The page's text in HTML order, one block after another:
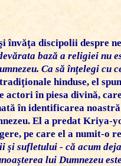
învăţa discipolii despre
bază a religiei nu
Ca să înţelegi cu
hinduse, el
actori în piesa divină,
în identificarea
El a predat Kriya-
pe care el a numit-o
şi sufletului - că acum
lui Dumnezeu